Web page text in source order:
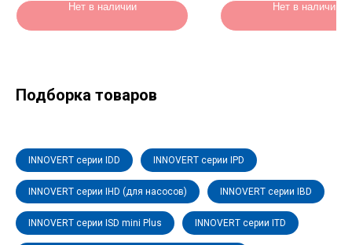
Нет в наличии Нет в наличии
Подборка товаров
INNOVERT серии IDD INNOVERT серии IPD
INNOVERT серии IHD (для насосов) INNOVERT серии IBD
INNOVERT серии ISD mini Plus INNOVERT серии ITD